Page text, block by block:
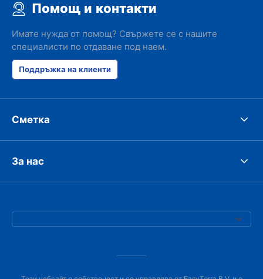
Помощ и контакти
Имате нужда от помощ? Свържете се с нашите
специалисти по отдаване под наем.
Поддръжка на клиенти
Сметка
За нас